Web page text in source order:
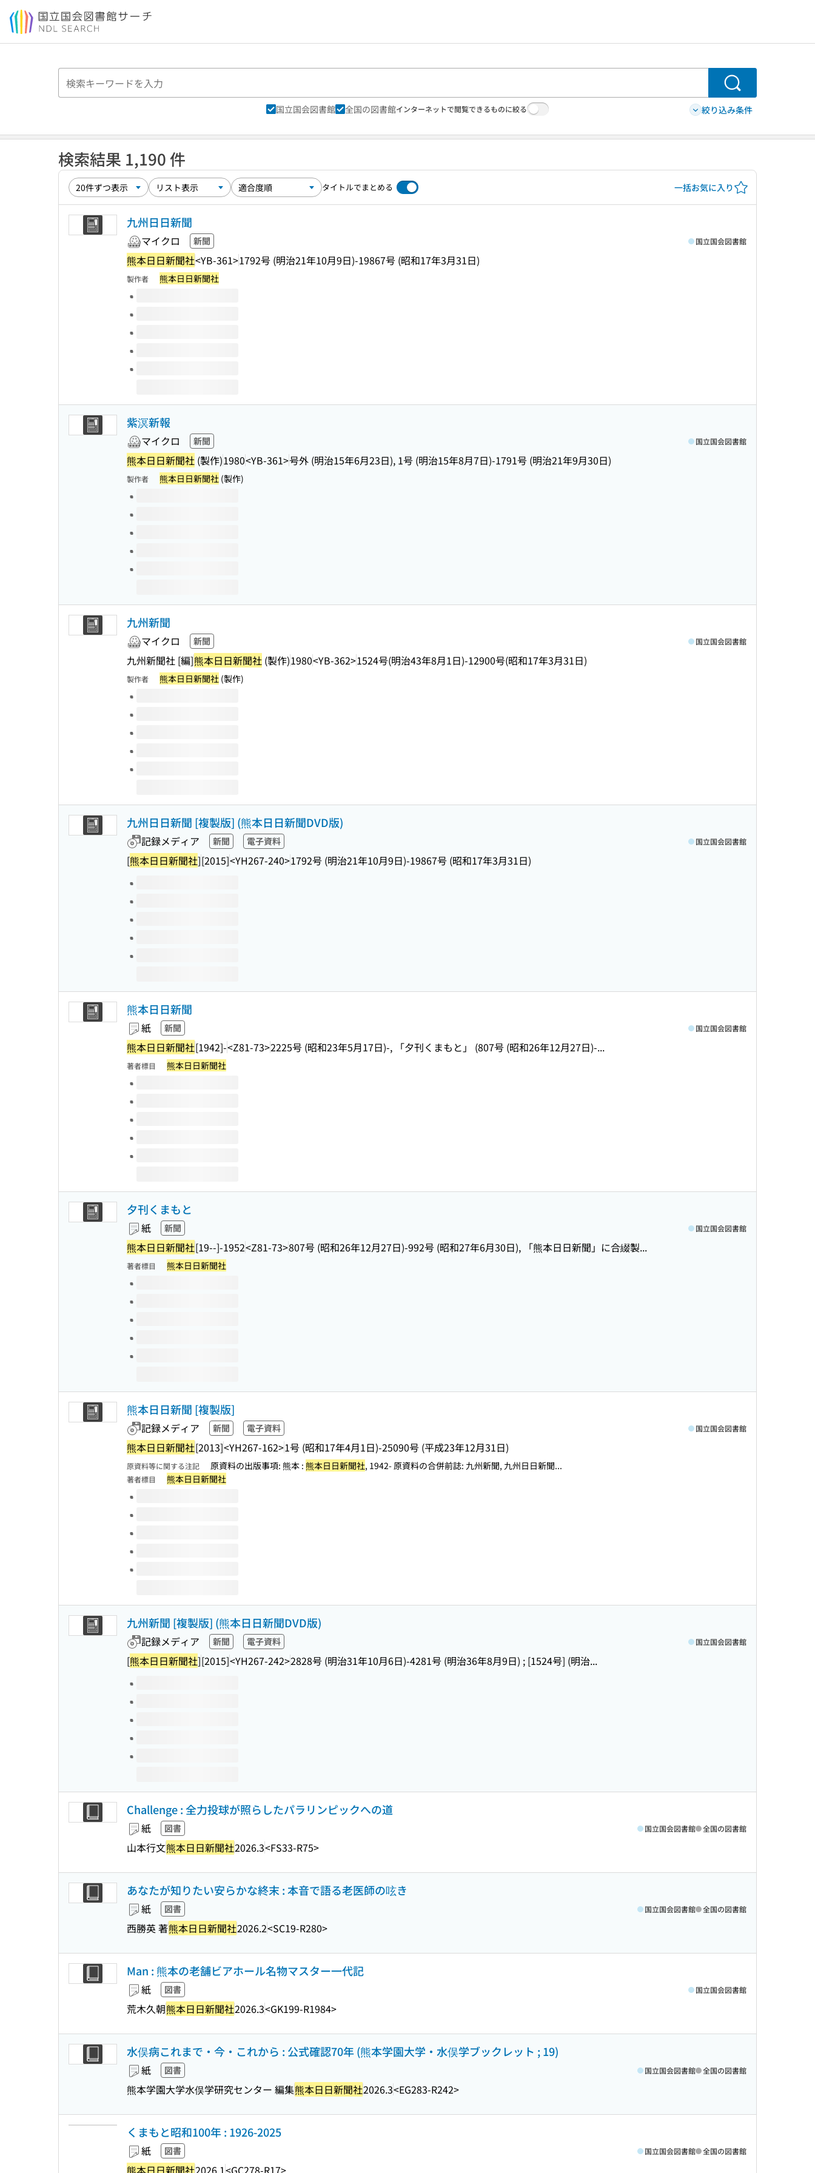
本文へ移動
検索
国立国会図書館 全国の図書館インターネットで閲覧できるものに絞る 絞り込み条件
検索結果 1,190 件
タイトルでまとめる 一括お気に入り
九州日日新聞
マイクロ 新聞
熊本日日新聞社<YB-361>1792号 (明治21年10月9日)-19867号 (昭和17年3月31日)
国立国会図書館
製作者 熊本日日新聞社
このタイトルの巻号
紫溟新報
マイクロ 新聞
熊本日日新聞社 (製作)1980<YB-361>号外 (明治15年6月23日), 1号 (明治15年8月7日)-1791号 (明治21年9月30日)
国立国会図書館
製作者 熊本日日新聞社 (製作)
このタイトルの巻号
九州新聞
マイクロ 新聞
九州新聞社 [編]熊本日日新聞社 (製作)1980<YB-362>1524号(明治43年8月1日)-12900号(昭和17年3月31日)
国立国会図書館
製作者 熊本日日新聞社 (製作)
このタイトルの巻号
九州日日新聞 [複製版] (熊本日日新聞DVD版)
記録メディア 新聞 電子資料
[熊本日日新聞社][2015]<YH267-240>1792号 (明治21年10月9日)-19867号 (昭和17年3月31日)
国立国会図書館
このタイトルの巻号
熊本日日新聞
紙 新聞
熊本日日新聞社[1942]-<Z81-73>2225号 (昭和23年5月17日)-, 「夕刊くまもと」 (807号 (昭和26年12月27日)-...
国立国会図書館
著者標目 熊本日日新聞社
このタイトルの巻号
夕刊くまもと
紙 新聞
熊本日日新聞社[19--]-1952<Z81-73>807号 (昭和26年12月27日)-992号 (昭和27年6月30日), 「熊本日日新聞」に合綴製...
国立国会図書館
著者標目 熊本日日新聞社
このタイトルの巻号
熊本日日新聞 [複製版]
記録メディア 新聞 電子資料
熊本日日新聞社[2013]<YH267-162>1号 (昭和17年4月1日)-25090号 (平成23年12月31日)
国立国会図書館
原資料等に関する注記 原資料の出版事項: 熊本 : 熊本日日新聞社, 1942- 原資料の合併前誌: 九州新聞, 九州日日新聞...
著者標目 熊本日日新聞社
このタイトルの巻号
九州新聞 [複製版] (熊本日日新聞DVD版)
記録メディア 新聞 電子資料
[熊本日日新聞社][2015]<YH267-242>2828号 (明治31年10月6日)-4281号 (明治36年8月9日) ; [1524号] (明治...
国立国会図書館
このタイトルの巻号
Challenge : 全力投球が照らしたパラリンピックへの道
紙 図書
山本行文熊本日日新聞社2026.3<FS33-R75>
国立国会図書館 全国の図書館
あなたが知りたい安らかな終末 : 本音で語る老医師の呟き
紙 図書
西勝英 著熊本日日新聞社2026.2<SC19-R280>
国立国会図書館 全国の図書館
Man : 熊本の老舗ビアホール名物マスター一代記
紙 図書
荒木久朝熊本日日新聞社2026.3<GK199-R1984>
国立国会図書館
水俣病これまで・今・これから : 公式確認70年 (熊本学園大学・水俣学ブックレット ; 19)
紙 図書
熊本学園大学水俣学研究センター 編集熊本日日新聞社2026.3<EG283-R242>
国立国会図書館 全国の図書館
くまもと昭和100年 : 1926-2025
紙 図書
熊本日日新聞社2026.1<GC278-R17>
国立国会図書館 全国の図書館